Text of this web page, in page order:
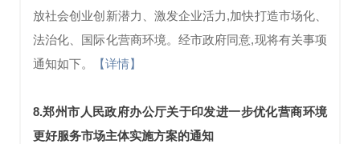
放社会创业创新潜力、激发企业活力,加快打造市场化、
法治化、国际化营商环境。经市政府同意,现将有关事项
通知如下。 【详情】
8.郑州市人民政府办公厅关于印发进一步优化营商环境
更好服务市场主体实施方案的通知